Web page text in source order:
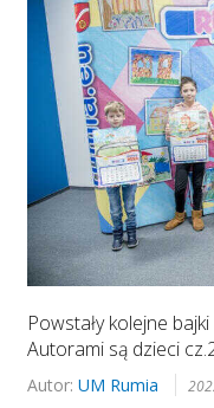
Powstały kolejne
Autorami są dzieci
Autor: UM Rumia